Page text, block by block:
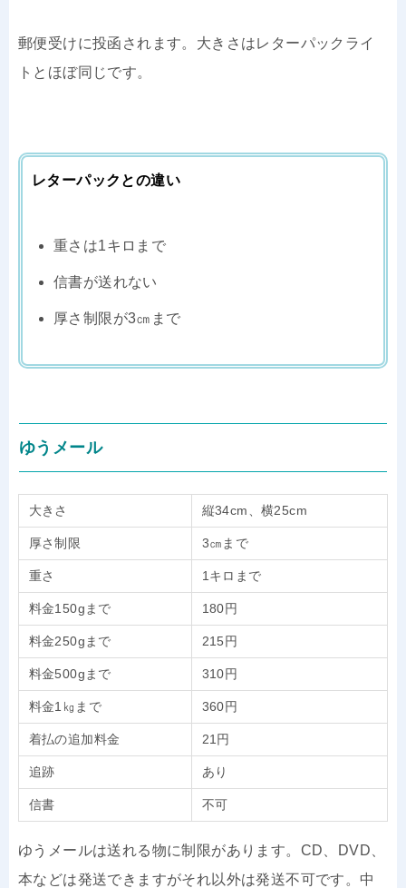
郵便受けに投函されます。大きさはレターパックライ
トとほぼ同じです。
レターパックとの違い
重さは1キロまで
信書が送れない
厚さ制限が3㎝まで
ゆうメール
大きさ 縦34cm、横25cm
厚さ制限 3㎝まで
重さ 1キロまで
料金150gまで 180円
料金250gまで 215円
料金500gまで 310円
料金1㎏まで 360円
着払の追加料金 21円
追跡 あり
信書 不可
ゆうメールは送れる物に制限があります。CD、DVD、
本などは発送できますがそれ以外は発送不可です。中